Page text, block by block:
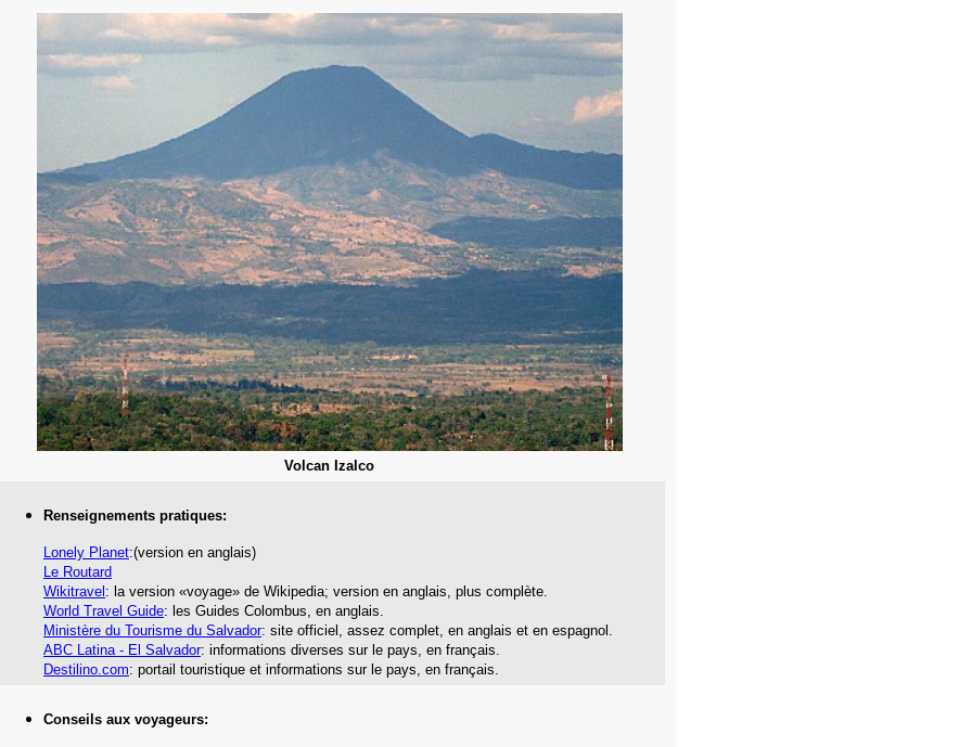
Volcan Izalco
Renseignements pratiques:
Lonely Planet:(version en anglais)
Le Routard
Wikitravel : la version «voyage» de Wikipedia; version en anglais, plus complète.
World Travel Guide: les Guides Colombus, en anglais.
Ministère du Tourisme du Salvador: site officiel, assez complet, en anglais et en espagnol.
ABC Latina - El Salvador: informations diverses sur le pays, en français.
Destilino.com: portail touristique et informations sur le pays, en français.
Conseils aux voyageurs: